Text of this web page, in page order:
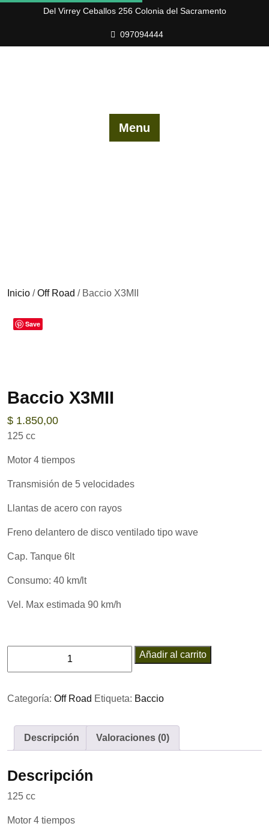
Del Virrey Ceballos 256 Colonia del Sacramento
097094444
Menu
Inicio /Off Road / Baccio X3MII
Save
Baccio X3MII
$ 1.850,00
125 cc
Motor 4 tiempos
Transmisión de 5 velocidades
Llantas de acero con rayos
Freno delantero de disco ventilado tipo wave
Cap. Tanque 6lt
Consumo: 40 km/lt
Vel. Max estimada 90 km/h
Añadir al carrito
Categoría: Off Road Etiqueta: Baccio
Descripción Valoraciones (0)
Descripción
125 cc
Motor 4 tiempos